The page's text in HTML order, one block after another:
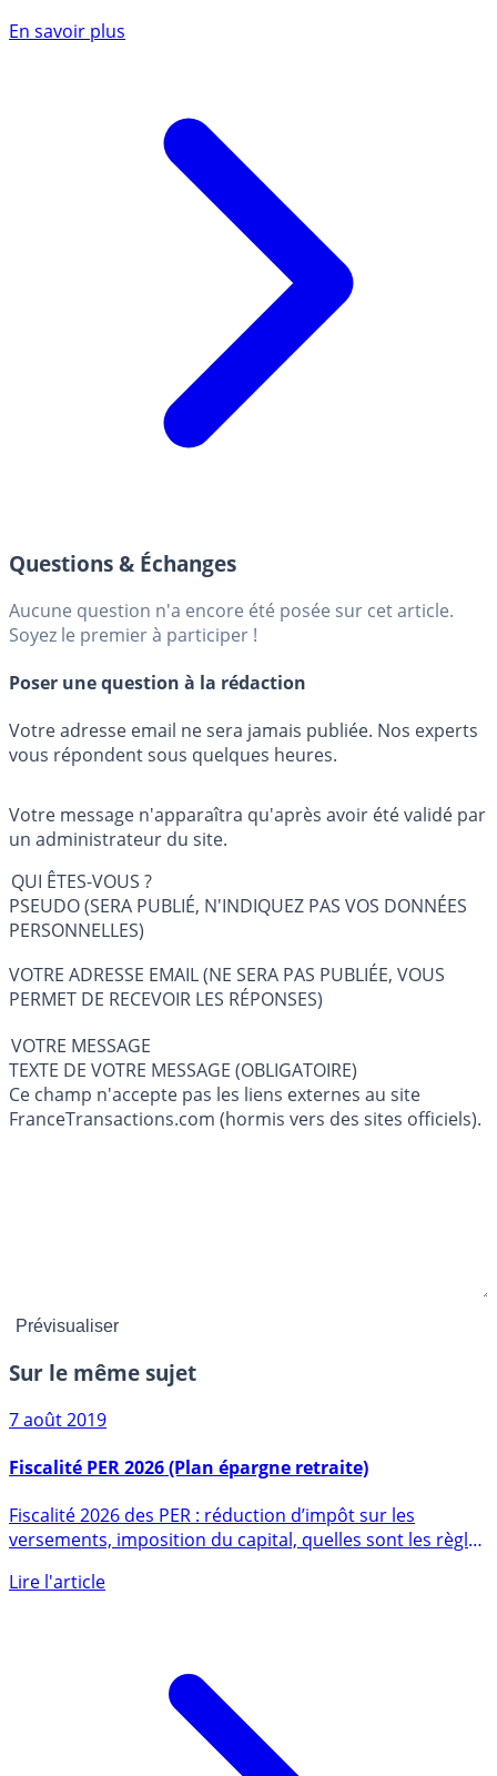
En savoir plus
Questions & Échanges
Aucune question n'a encore été posée sur cet article.
Soyez le premier à participer !
Poser une question à la rédaction
Votre adresse email ne sera jamais publiée. Nos experts
vous répondent sous quelques heures.
Votre message n'apparaîtra qu'après avoir été validé par
un administrateur du site.
QUI ÊTES-VOUS ?
PSEUDO (SERA PUBLIÉ, N'INDIQUEZ PAS VOS DONNÉES
PERSONNELLES)
VOTRE ADRESSE EMAIL (NE SERA PAS PUBLIÉE, VOUS
PERMET DE RECEVOIR LES RÉPONSES)
VOTRE MESSAGE
TEXTE DE VOTRE MESSAGE (OBLIGATOIRE)
Ce champ n'accepte pas les liens externes au site
FranceTransactions.com (hormis vers des sites officiels).
Sur le même sujet
7 août 2019
Fiscalité PER 2026 (Plan épargne retraite)
versements, imposition du capital, quelles sont les règles